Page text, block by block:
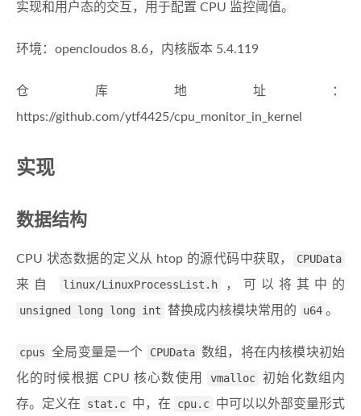
实现和用户态的交互，用于配置 CPU 监控阈值。
环境：opencloudos 8.6，内核版本 5.4.119
仓库地址：
https://github.com/ytf4425/cpu_monitor_in_kernel
实现
数据结构
CPU 状态数据的定义从 htop 的源代码中获取，
CPUData
来自
linux/LinuxProcessList.h
，可以将其中的
unsigned long long int
替换成内核模块常用的 u64 。
cpus 全局变量是一个 CPUData 数组，将在内核模块初始
化的时候根据 CPU 核心数使用
vmalloc 初始化数组内
存。定义在
stat.c 中，在 cpu.c 中可以以外部变量形式